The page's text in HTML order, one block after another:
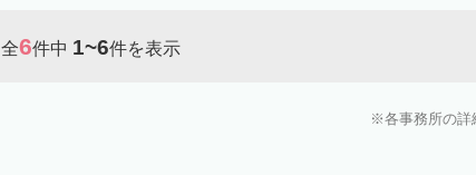
全6件中 1~6件を表示
各事務所の詳